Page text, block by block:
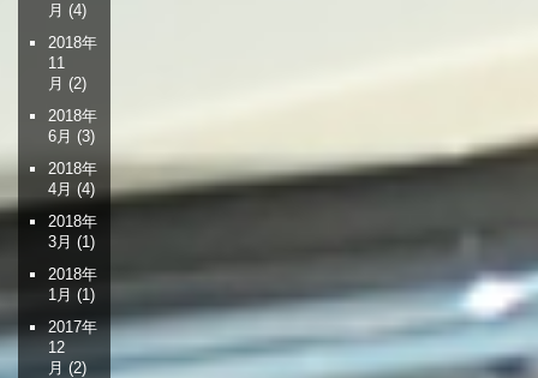
月 (4)
2018年
11
月 (2)
2018年
6月 (3)
2018年
4月 (4)
2018年
3月 (1)
2018年
1月 (1)
2017年
12
月 (2)